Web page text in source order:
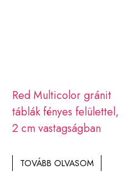
Red Multicolor gránit
táblák fényes felülettel,
2 cm vastagságban
TOVÁBB OLVASOM